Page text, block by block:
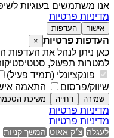
אנו משתמשים בעוגיות
מדיניות פרטיות
אישור העדפות
העדפות פרטיות ×
כאן ניתן לנהל את העדפות
למטרות תפעול,
פונקציונלי (תמיד פעיל)
שיווק/פרסום
התאמה
שמירה דחייה משיכת
מדיניות פרטיות
מדיניות פרטיות
לעגלה צ׳ק אאוט המשך קניות